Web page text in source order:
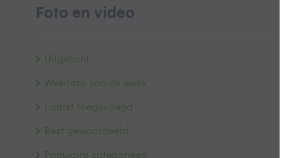
Foto en video
Uitgelicht
Weerfoto van de week
Laatst toegevoegd
Best gewaardeerd
Populaire categorieën